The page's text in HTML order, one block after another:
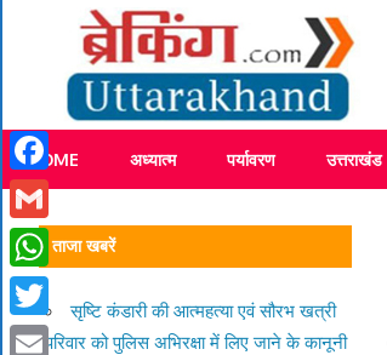
content
Breaking News Uttarakhand
HOME अध्यात्म पर्यावरण उत्तराखंड
ताजा खबरें
सृष्टि कंडारी की आत्महत्या एवं सौरभ खत्री
परिवार को पुलिस अभिरक्षा में लिए जाने के कानूनी
Facebook
Gmail
WhatsApp
Twitter